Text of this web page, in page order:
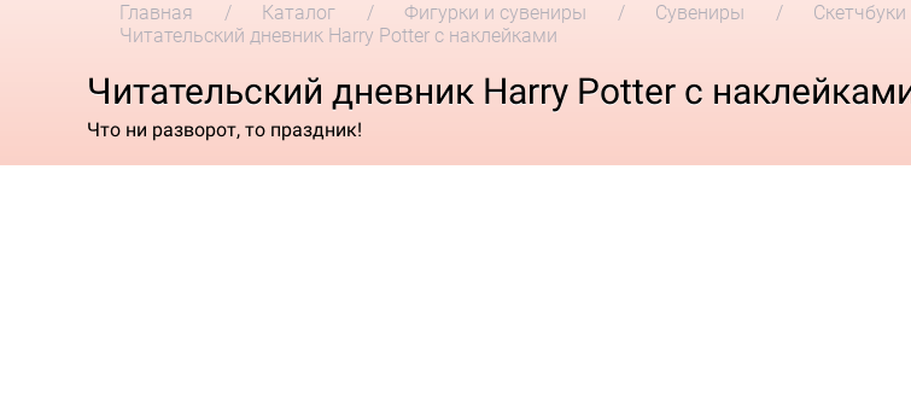
Главная Каталог Фигурки и сувениры Сувениры
Читательский дневник Harry Potter c наклейками
Читательский дневник Harry Potter c
Что ни разворот, то праздник!